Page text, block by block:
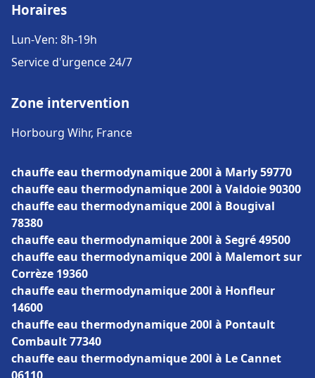
Horaires
Lun-Ven: 8h-19h
Service d'urgence 24/7
Zone intervention
Horbourg Wihr, France
chauffe eau thermodynamique 200l à Marly 59770
chauffe eau thermodynamique 200l à Valdoie 90300
chauffe eau thermodynamique 200l à Bougival
78380
chauffe eau thermodynamique 200l à Segré 49500
chauffe eau thermodynamique 200l à Malemort sur
Corrèze 19360
chauffe eau thermodynamique 200l à Honfleur
14600
chauffe eau thermodynamique 200l à Pontault
Combault 77340
chauffe eau thermodynamique 200l à Le Cannet